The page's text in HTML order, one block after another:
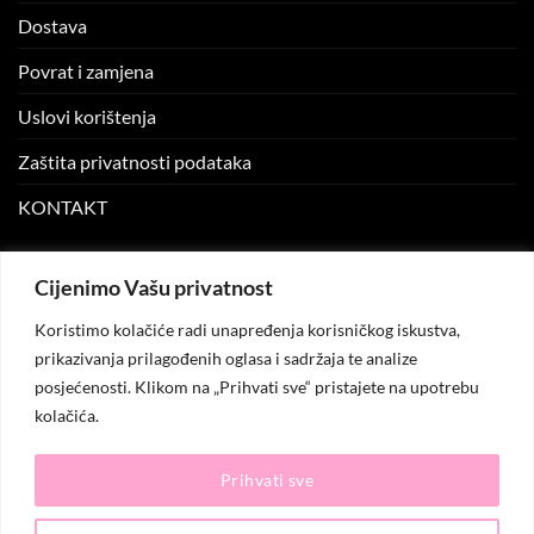
Cijenimo Vašu privatnost
Koristimo kolačiće radi unapređenja korisničkog iskustva,
prikazivanja prilagođenih oglasa i sadržaja te analize
posjećenosti. Klikom na „Prihvati sve“ pristajete na upotrebu
kolačića.
Prihvati sve
Dostava
Povrat i zamjena
Uslovi korištenja
Zaštita privatnosti podataka
KONTAKT
Moje narudžbe
© 2026KO.MODA. Sva prava zadržana.